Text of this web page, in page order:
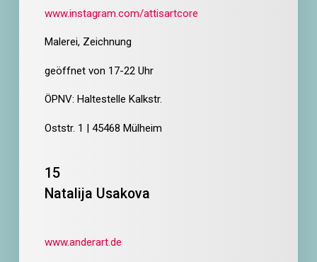
www.instagram.com/attisartcore
Malerei, Zeichnung
geöffnet von 17-22 Uhr
ÖPNV: Haltestelle Kalkstr.
Oststr. 1 | 45468 Mülheim
15
Natalija Usakova
www.anderart.de